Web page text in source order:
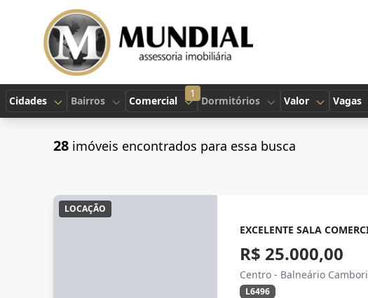
Cidades Bairros
1
Comercial Dormitórios Valor Vagas
28 imóveis encontrados para essa busca
LOCAÇÃO
EXCELENTE SALA
R$ 25.000,00
Centro - Balneário
L6496